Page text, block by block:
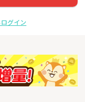
グイン